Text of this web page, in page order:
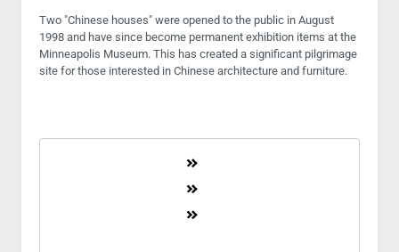
Two "Chinese houses" were opened to the public in August
1998 and have since become permanent exhibition items at the
Minneapolis Museum. This has created a significant pilgrimage
site for those interested in Chinese architecture and furniture.